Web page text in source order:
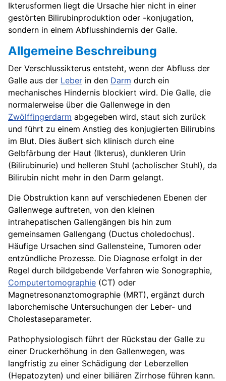
Ikterusformen liegt die Ursache hier nicht in einer
gestörten Bilirubinproduktion oder -konjugation,
sondern in einem Abflusshindernis der Galle.
Allgemeine Beschreibung
Der Verschlussikterus entsteht, wenn der Abfluss der
Galle aus der Leber in den Darm durch ein
mechanisches Hindernis blockiert wird. Die Galle, die
normalerweise über die Gallenwege in den
Zwölffingerdarm abgegeben wird, staut sich zurück
und führt zu einem Anstieg des konjugierten Bilirubins
im Blut. Dies äußert sich klinisch durch eine
Gelbfärbung der Haut (Ikterus), dunkleren Urin
(Bilirubinurie) und helleren Stuhl (acholischer Stuhl), da
Bilirubin nicht mehr in den Darm gelangt.
Die Obstruktion kann auf verschiedenen Ebenen der
Gallenwege auftreten, von den kleinen
intrahepatischen Gallengängen bis hin zum
gemeinsamen Gallengang (Ductus choledochus).
Häufige Ursachen sind Gallensteine, Tumoren oder
entzündliche Prozesse. Die Diagnose erfolgt in der
Regel durch bildgebende Verfahren wie Sonographie,
Computertomographie (CT) oder
Magnetresonanztomographie (MRT), ergänzt durch
laborchemische Untersuchungen der Leber- und
Cholestaseparameter.
Pathophysiologisch führt der Rückstau der Galle zu
einer Druckerhöhung in den Gallenwegen, was
langfristig zu einer Schädigung der Leberzellen
(Hepatozyten) und einer biliären Zirrhose führen kann.